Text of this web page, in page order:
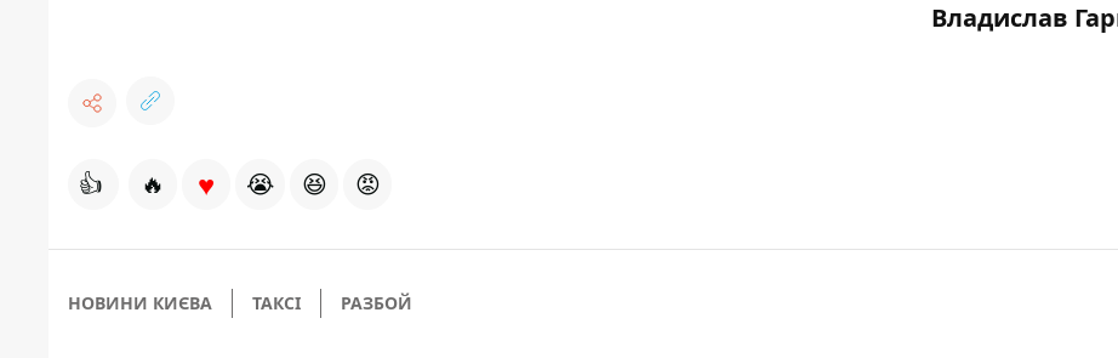
Владислав
👍 🔥 ♥ 😭 😆 😡
НОВИНИ КИЄВА ТАКСІ РАЗБОЙ